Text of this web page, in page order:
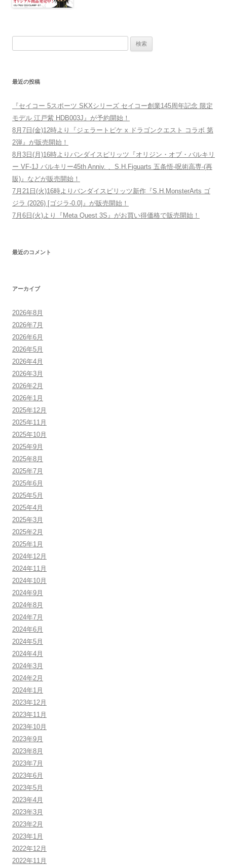
最近の投稿
『セイコー 5スポーツ SKXシリーズ セイコー創業145周年記念 限定
モデル 江戸紫 HDB003J』が予約開始！
8月7日(金)12時より『ジェラートピケ x ドラゴンクエスト コラボ 第
2弾』が販売開始！
8月3日(月)16時よりバンダイスピリッツ『オリジン・オブ・バルキリ
ー VF-1J バルキリー45th Anniv. 、S.H.Figuarts 五条悟-呪術高専-(再
販)』などが販売開始！
7月21日(火)16時よりバンダイスピリッツ新作『S.H.MonsterArts ゴ
ジラ (2026) [ゴジラ-0.0]』が販売開始！
7月6日(火)より『Meta Quest 3S』がお買い得価格で販売開始！
最近のコメント
アーカイブ
2026年8月
2026年7月
2026年6月
2026年5月
2026年4月
2026年3月
2026年2月
2026年1月
2025年12月
2025年11月
2025年10月
2025年9月
2025年8月
2025年7月
2025年6月
2025年5月
2025年4月
2025年3月
2025年2月
2025年1月
2024年12月
2024年11月
2024年10月
2024年9月
2024年8月
2024年7月
2024年6月
2024年5月
2024年4月
2024年3月
2024年2月
2024年1月
2023年12月
2023年11月
2023年10月
2023年9月
2023年8月
2023年7月
2023年6月
2023年5月
2023年4月
2023年3月
2023年2月
2023年1月
2022年12月
2022年11月